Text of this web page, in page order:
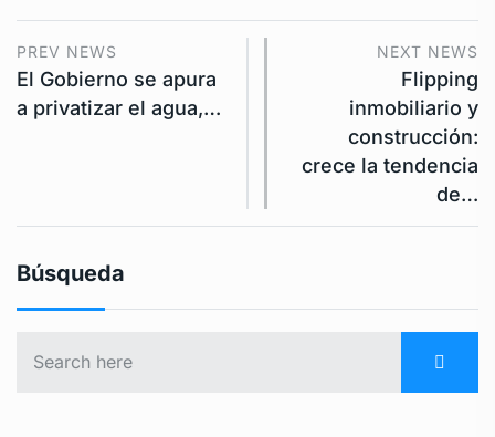
PREV NEWS
El Gobierno se apura
a privatizar el agua,…
NEXT NEWS
Flipping
inmobiliario y
construcción:
crece la tendencia
de…
Búsqueda